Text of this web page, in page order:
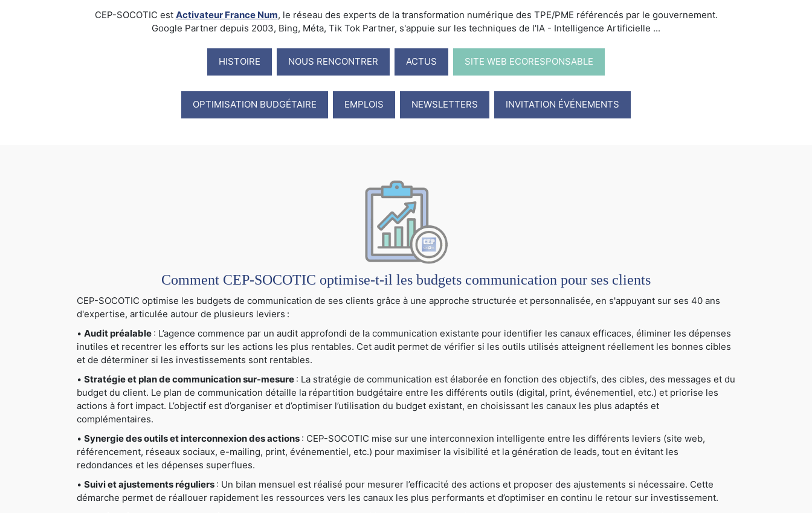
CEP-SOCOTIC est Activateur France Num, le réseau des experts de la transformation numérique des TPE/PME référencés par le gouvernement.
Google Partner depuis 2003, Bing, Méta, Tik Tok Partner, s'appuie sur les techniques de l'IA - Intelligence Artificielle ...
HISTOIRE NOUS RENCONTRER ACTUS SITE WEB ECORESPONSABLE
OPTIMISATION BUDGÉTAIRE EMPLOIS NEWSLETTERS INVITATION ÉVÉNEMENTS
Comment CEP-SOCOTIC optimise-t-il les budgets communication pour ses clients
CEP-SOCOTIC optimise les budgets de communication de ses clients grâce à une approche structurée et personnalisée, en s'appuyant sur ses 40 ans
d'expertise, articulée autour de plusieurs leviers :
• Audit préalable : L’agence commence par un audit approfondi de la communication existante pour identifier les canaux efficaces, éliminer les dépenses
inutiles et recentrer les efforts sur les actions les plus rentables. Cet audit permet de vérifier si les outils utilisés atteignent réellement les bonnes cibles
et de déterminer si les investissements sont rentables.
• Stratégie et plan de communication sur-mesure : La stratégie de communication est élaborée en fonction des objectifs, des cibles, des messages et du
budget du client. Le plan de communication détaille la répartition budgétaire entre les différents outils (digital, print, événementiel, etc.) et priorise les
actions à fort impact. L’objectif est d’organiser et d’optimiser l’utilisation du budget existant, en choisissant les canaux les plus adaptés et
complémentaires.
• Synergie des outils et interconnexion des actions : CEP-SOCOTIC mise sur une interconnexion intelligente entre les différents leviers (site web,
référencement, réseaux sociaux, e-mailing, print, événementiel, etc.) pour maximiser la visibilité et la génération de leads, tout en évitant les
redondances et les dépenses superflues.
• Suivi et ajustements réguliers : Un bilan mensuel est réalisé pour mesurer l’efficacité des actions et proposer des ajustements si nécessaire. Cette
démarche permet de réallouer rapidement les ressources vers les canaux les plus performants et d’optimiser en continu le retour sur investissement.